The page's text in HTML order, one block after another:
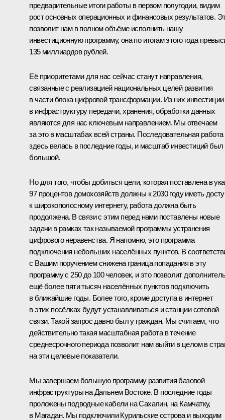
предварительные итоги работы в первом полугодии, видим
рост основных операционных и финансовых результатов.
позволит нам в полном объёме исполнить нашу
инвестиционную программу, она по итогам этого года
135 миллиардов рублей.
Её приоритетами для нас сейчас станут направления,
связанные с реализацией национальных целей развития
в части блока цифровой трансформации. Из них инвестиции
в инфраструктуру передачи, хранения, обработки данных
являются для нас ключевым направлением. Мы отвечаем
за это в масштабах всей страны. Последовательная работа
здесь велась в последние годы, и масштаб инвестиций был
большой.
Но для того, чтобы добиться цели, которая поставлена в
97 процентов домохозяйств должны к 2030 году иметь
к широкополосному интернету, работа должна быть
продолжена. В связи с этим перед нами поставлены новые
задачи в рамках так называемой программы устранения
цифрового неравенства. Я напомню, это программа
подключения небольших населённых пунктов. В
с Вашим поручением снижена граница попадания в эту
программу с 250 до 100 человек, и это позволит
ещё более пяти тысяч населённых пунктов подключить
в ближайшие годы. Более того, кроме доступа в интернет
в этих посёлках будут устанавливаться и станции сотовой
связи. Такой запрос давно был у граждан. Мы считаем, что
действительно такая масштабная работа в течение
среднесрочного периода позволит нам выйти в целом в
на эти целевые показатели.
Мы завершаем большую программу развития базовой
инфраструктуры на Дальнем Востоке. В последние годы
проложены подводные кабели на Сахалин, на Камчатку,
в Магадан. Мы подключили Курильские острова и выходим